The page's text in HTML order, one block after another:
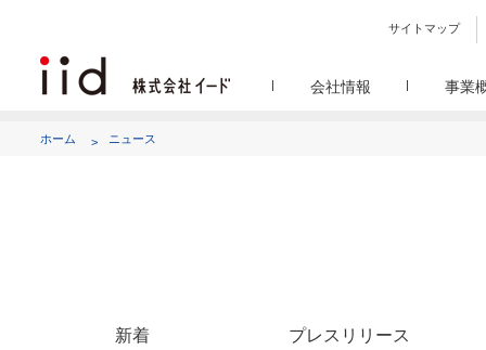
サイトマップ
会社情報 事業
ホーム ニュース
新着 プレスリリース